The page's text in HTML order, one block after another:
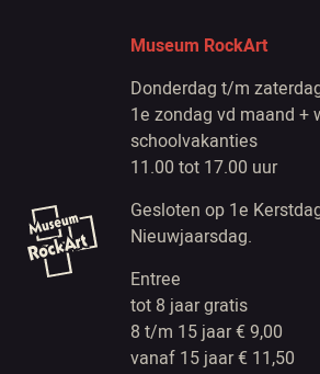
Museum RockArt
Donderdag t/m
1e zondag vd maand +
schoolvakanties
11.00 tot 17.00 uur
Gesloten op 1e
Nieuwjaarsdag.
Entree
tot 8 jaar gratis
8 t/m 15 jaar € 9,00
vanaf 15 jaar € 11,50